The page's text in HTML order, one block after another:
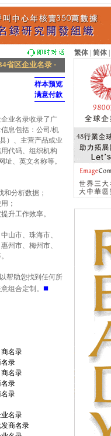
繁体 简体
省区企业名录 ·
样本预览
满意付款
业名录收录了广
息包括：公司/机
）、主营产品或业
代码、组织机构
址、英文名称等。
和分析数据；
；
升工作效率。
山市、珠海市、
州市、梅州市、
帮助您找到任何所
组合定制。 ■
名录
录
名录
录
录
名录
商名录